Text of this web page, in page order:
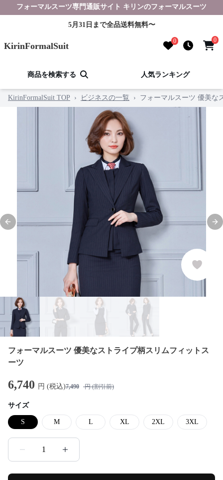
フォーマルスーツ専門通販サイト キリンのフォーマルスーツ
5月31日まで全品送料無料〜
KirinFormalSuit 0 0
商品を検索する 人気ランキング
KirinFormalSuit TOP › ビジネスの一覧 › フォーマルスーツ 優美な
Previous slide
フォーマルスーツ 優美なストライプ柄スリムフィットス
ーツ
6,740 円 (税込)7,490 円 (割引前)
サイズ
S M L XL 2XL 3XL
1